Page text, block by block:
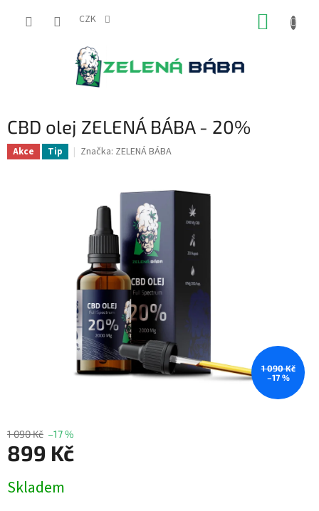
CZK
CBD olej ZELENÁ BÁBA - 20%
Akce Tip Značka: ZELENÁ BÁBA
1 090 Kč
–17 %
1 090 Kč –17 %
899 Kč
cena:
Skladem